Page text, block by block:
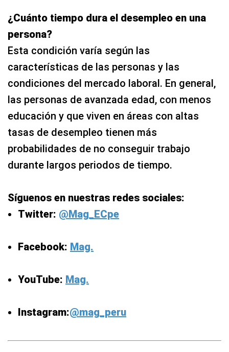
¿Cuánto tiempo dura el desempleo en una
persona?
Esta condición varía según las
características de las personas y las
condiciones del mercado laboral. En general,
las personas de avanzada edad, con menos
educación y que viven en áreas con altas
tasas de desempleo tienen más
probabilidades de no conseguir trabajo
durante largos periodos de tiempo.
Síguenos en nuestras redes sociales:
Twitter: @Mag_ECpe
Facebook: Mag.
YouTube: Mag.
Instagram:@mag_peru